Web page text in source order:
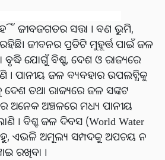
ଜୀବଜଗତର ସତ୍ତା । ବଣ ଭୂମି,
ରହିଛି। ଜୀବନର ପ୍ରତିଟି ମୁହୂର୍ତ୍ତ ପାଇଁ ଜଳ
ଯୋଗୁଁ ବିଶ୍ବ, ଦେଶ ଓ ରାଜ୍ୟରେ
। ପାନୀୟ ଜଳ ବ୍ୟବହାର ଉପଲବ୍ଧିକୁ
ତଥା ରାଜ୍ୟରେ ଜଳ ସଙ୍କଟ
ଅନେକ ଅଞ୍ଚଳରେ ମଧ୍ୟ ପାନୀୟ
। ବିଶ୍ବ ଜଳ ଦିବସ (World Water
ଏଭଳି ଅମୂଲ୍ୟ ସମ୍ପଦକୁ ଅପଚୟ ନ
ରଖିବା ।